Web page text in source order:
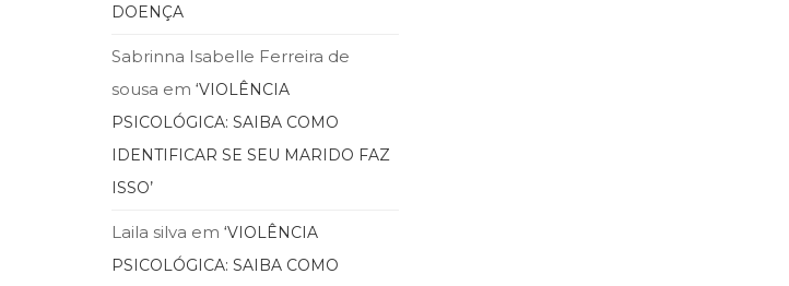
DOENÇA
Sabrinna Isabelle Ferreira de
sousa em ‘VIOLÊNCIA
PSICOLÓGICA: SAIBA COMO
IDENTIFICAR SE SEU MARIDO FAZ
ISSO’
Laila silva em ‘VIOLÊNCIA
PSICOLÓGICA: SAIBA COMO